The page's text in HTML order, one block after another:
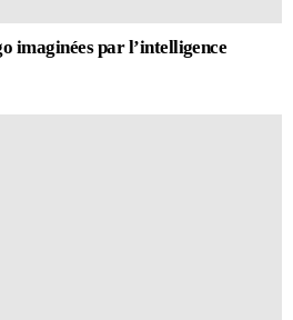
imaginées par l’intelligence